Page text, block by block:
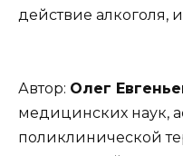
действие алкоголя,
Автор: Олег
медицинских наук,
поликлинической